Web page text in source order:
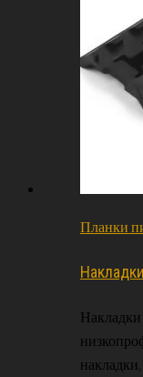
Планки